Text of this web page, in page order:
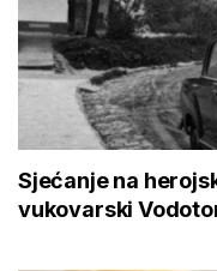
Sjećanje na
vukovarski